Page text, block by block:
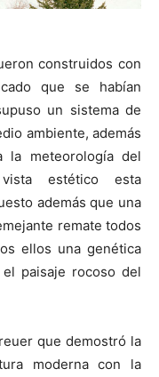
construidos con
que se habían
un sistema de
ambiente, además
la meteorología del
estético esta
además que una
remate todos
ellos una genética
paisaje rocoso del
que demostró la
moderna con la